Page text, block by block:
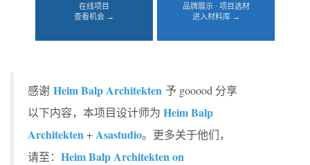
在线项目
查看机会 →
品牌展示 · 项目选材
进入材料库 →
感谢 Heim Balp Architekten 予 gooood 分享
以下内容，本项目设计师为 Heim Balp
Architekten+Asastudio。更多关于他们，
请至： Heim Balp Architekten on